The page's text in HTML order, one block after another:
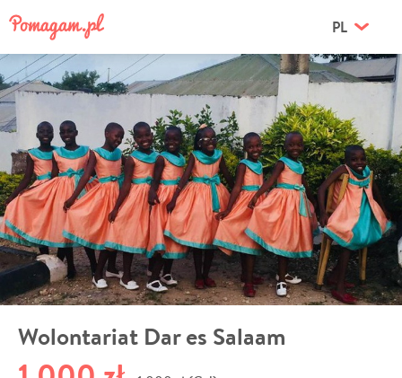
PL
Wolontariat Dar es Salaam